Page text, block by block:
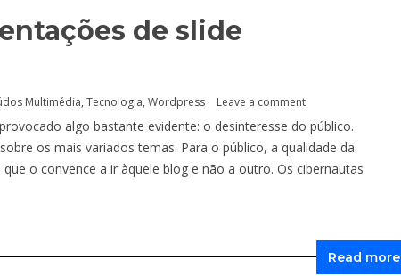
de slide
Multimédia, Tecnologia, Wordpress Leave a comment
algo bastante evidente: o desinteresse do público.
os mais variados temas. Para o público, a qualidade da
o convence a ir àquele blog e não a outro. Os cibernautas
Read more